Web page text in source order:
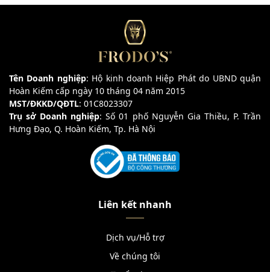
Tên Doanh nghiệp: Hộ kinh doanh Hiệp Phát do UBND quận
Hoàn Kiếm cấp ngày 10 tháng 04 năm 2015
MST/ĐKKD/QĐTL: 01C8023307
Trụ sở Doanh nghiệp: Số 01 phố Nguyễn Gia Thiều, P. Trần
Hưng Đạo, Q. Hoàn Kiếm, Tp. Hà Nội
Liên kết nhanh
Dịch vụ/Hỗ trợ
Về chúng tôi